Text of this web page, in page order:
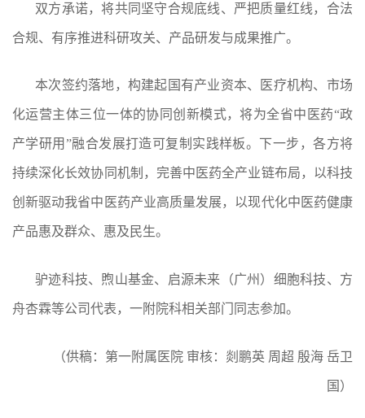
双方承诺，将共同坚守合规底线、严把质量红线，合法
合规、有序推进科研攻关、产品研发与成果推广。
本次签约落地，构建起国有产业资本、医疗机构、市场
化运营主体三位一体的协同创新模式，将为全省中医药“政
产学研用”融合发展打造可复制实践样板。下一步，各方将
持续深化长效协同机制，完善中医药全产业链布局，以科技
创新驱动我省中医药产业高质量发展，以现代化中医药健康
产品惠及群众、惠及民生。
驴迹科技、煦山基金、启源未来（广州）细胞科技、方
舟杏霖等公司代表，一附院科相关部门同志参加。
（供稿： 第一附属医院 审核： 剡鹏英 周超 殷海 岳卫
国 ）